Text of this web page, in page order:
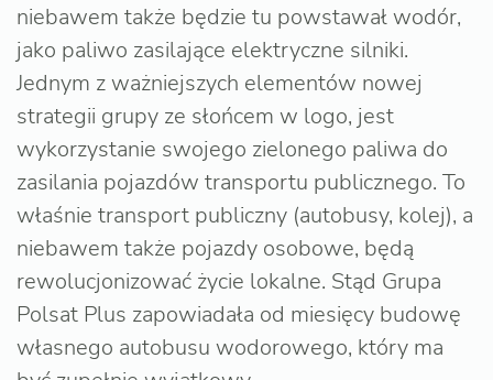
niebawem także będzie tu powstawał wodór,
jako paliwo zasilające elektryczne silniki.
Jednym z ważniejszych elementów nowej
strategii grupy ze słońcem w logo, jest
wykorzystanie swojego zielonego paliwa do
zasilania pojazdów transportu publicznego. To
właśnie transport publiczny (autobusy, kolej), a
niebawem także pojazdy osobowe, będą
rewolucjonizować życie lokalne. Stąd Grupa
Polsat Plus zapowiadała od miesięcy budowę
własnego autobusu wodorowego, który ma